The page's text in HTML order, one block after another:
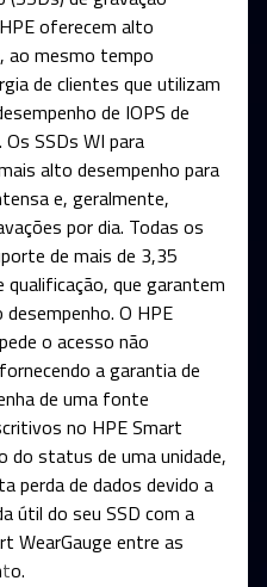
oferecem alto
ao mesmo tempo
de clientes que utilizam
de IOPS de
SSDs WI para
alto desempenho para
e, geralmente,
por dia. Todas os
de mais de 3,35
que garantem
O HPE
o acesso não
a garantia de
de uma fonte
no HPE Smart
do status de uma unidade,
perda de dados devido a
útil do seu SSD com a
WearGauge entre as
to.